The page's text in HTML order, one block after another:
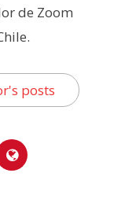
de Zoom
posts